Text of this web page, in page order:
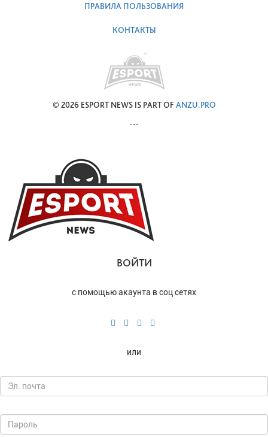
ПРАВИЛА ПОЛЬЗОВАНИЯ
КОНТАКТЫ
© 2026 ESPORT NEWS IS PART OF ANZU.PRO
---
ВОЙТИ
с помощью акаунта в соц сетях
или